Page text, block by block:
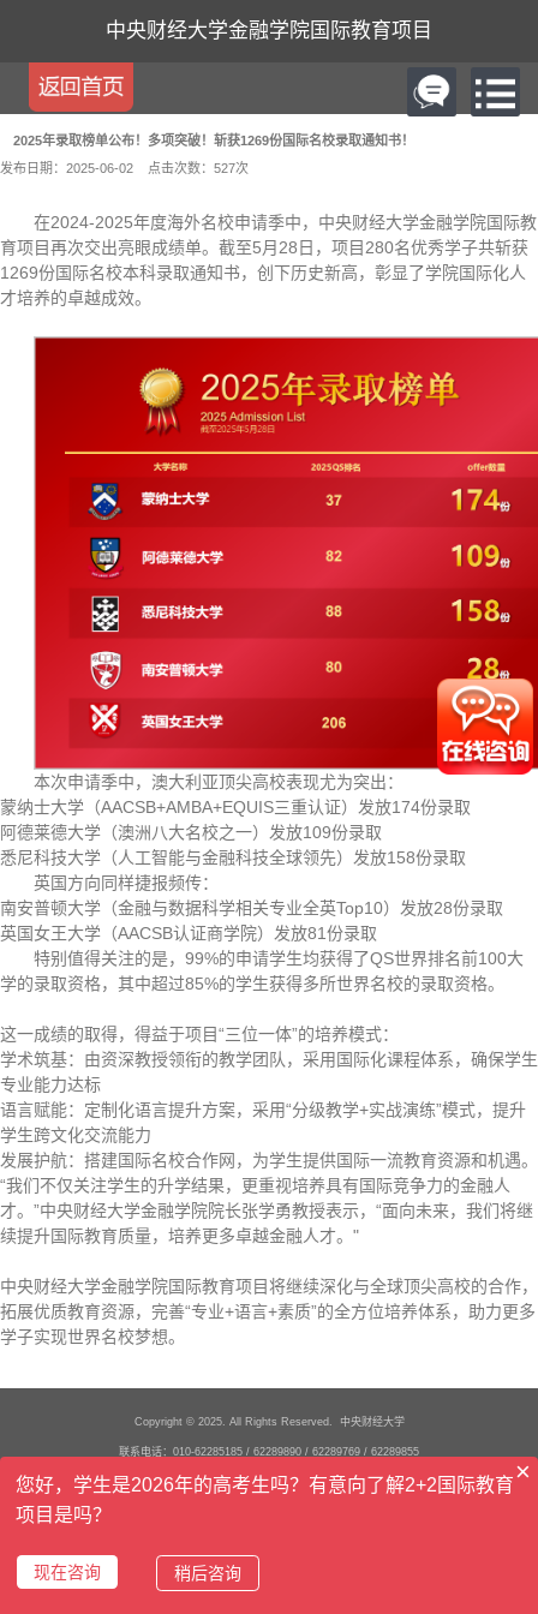
中央财经大学金融学院国际教育项目
2025年录取榜单公布！多项突破！斩获1269份国际名校录取通知书！
发布日期：2025-06-02
点击次数： 527次
在2024-2025年度海外名校申请季中，中央财经大学金融学院国际教
育项目再次交出亮眼成绩单。截至5月28日，项目280名优秀学子共斩获
1269份国际名校本科录取通知书，创下历史新高，彰显了学院国际化人
才培养的卓越成效。
本次申请季中，澳大利亚顶尖高校表现尤为突出：
蒙纳士大学（AACSB+AMBA+EQUIS三重认证）发放174份录取
阿德莱德大学（澳洲八大名校之一）发放109份录取
悉尼科技大学（人工智能与金融科技全球领先）发放158份录取
英国方向同样捷报频传：
南安普顿大学（金融与数据科学相关专业全英Top10）发放28份录取
英国女王大学（AACSB认证商学院）发放81份录取
特别值得关注的是，99%的申请学生均获得了QS世界排名前100大
学的录取资格，其中超过85%的学生获得多所世界名校的录取资格。
这一成绩的取得，得益于项目“三位一体”的培养模式：
学术筑基：由资深教授领衔的教学团队，采用国际化课程体系，确保学生
专业能力达标
语言赋能：定制化语言提升方案，采用“分级教学+实战演练”模式，提升
学生跨文化交流能力
发展护航：搭建国际名校合作网，为学生提供国际一流教育资源和机遇。
“我们不仅关注学生的升学结果，更重视培养具有国际竞争力的金融人
才。”中央财经大学金融学院院长张学勇教授表示，“面向未来，我们将继
续提升国际教育质量，培养更多卓越金融人才。"
中央财经大学金融学院国际教育项目将继续深化与全球顶尖高校的合作，
拓展优质教育资源，完善“专业+语言+素质”的全方位培养体系，助力更多
学子实现世界名校梦想。
Copyright © 2025. All Rights Reserved. 中央财经大学
联系电话：010-62285185 / 62289890 / 62289769 / 62289855
办公地址：北京市海淀区学院南路39号中央财经大学主教学楼919
您好，学生是2026年的高考生吗？有意向了解2+2国际教育
项目是吗？
现在咨询 稍后咨询
×